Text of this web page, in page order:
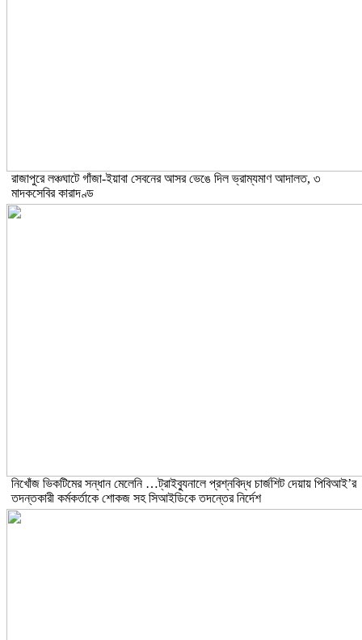
রাজাপুরে লঞ্চঘাটে গাঁজা-ইয়াবা সেবনের আসর ভেঙে দিল ভ্রাম্যমাণ আদালত, ৩
মাদকসেবির কারাদণ্ড
নিখোঁজ ভিকটিমের সন্ধান মেলেনি …ট্রাইব্যুনালে প্রশ্নবিদ্ধ চার্জশিট দেয়ায় পিবিআই’র
তদন্তকারী কর্মকর্তাকে শোকজ সহ সিআইডিকে তদন্তের নির্দেশ